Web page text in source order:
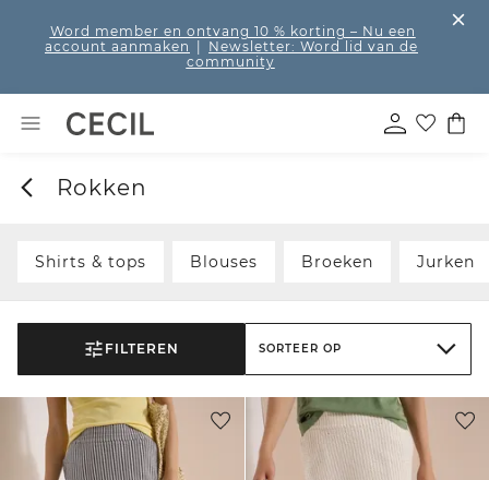
Word member en ontvang 10 % korting – Nu een
account aanmaken
Newsletter: Word lid van de
community
Rokken
Shirts & tops Blouses Broeken Jurken
FILTEREN SORTEER OP